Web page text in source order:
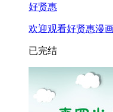
好贤惠
欢迎观看好贤惠漫
已完结